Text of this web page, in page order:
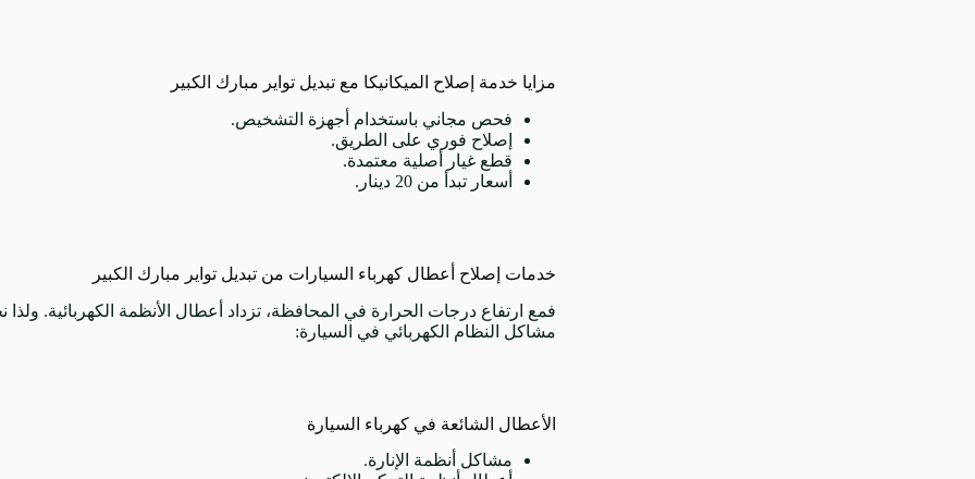
مزايا خدمة إصلاح الميكانيكا مع تبديل تواير مبارك الكبير
فحص مجاني باستخدام أجهزة التشخيص.
إصلاح فوري على الطريق.
قطع غيار أصلية معتمدة.
أسعار تبدأ من 20 دينار.
خدمات إصلاح أعطال كهرباء السيارات من تبديل تواير مبارك الكبير
فمع ارتفاع درجات الحرارة في المحافظة، تزداد أعطال الأنظمة الكهربائية.
مشاكل النظام الكهربائي في السيارة:
الأعطال الشائعة في كهرباء السيارة
مشاكل أنظمة الإنارة.